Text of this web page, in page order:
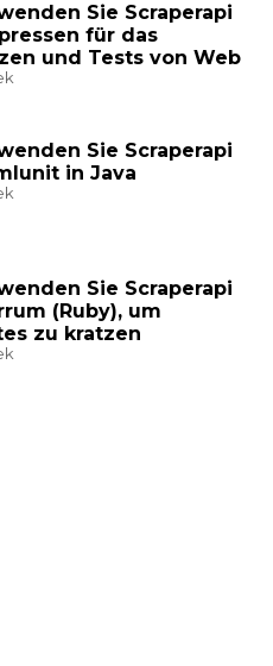
Sie Scraperapi
für das
und Tests von Web
Sie Scraperapi
in Java
Sie Scraperapi
(Ruby), um
zu kratzen